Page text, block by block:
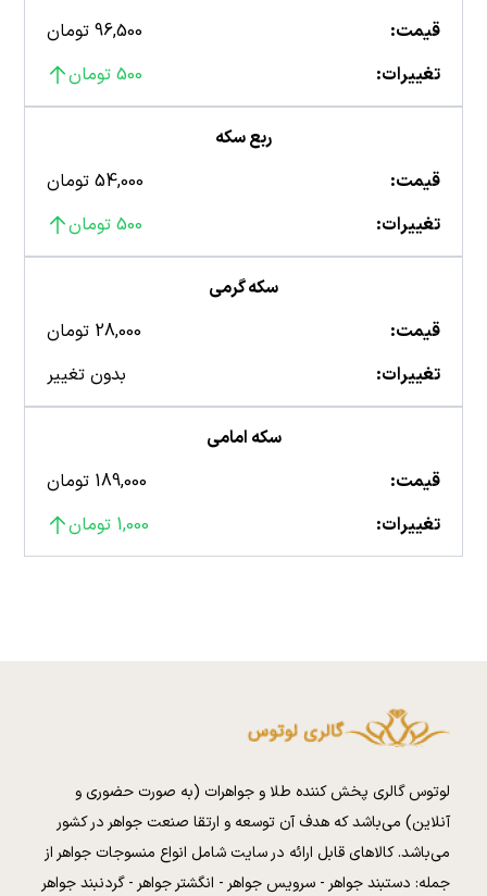
قیمت:
96,500 تومان
تغییرات:
500 تومان
ربع سکه
قیمت:
54,000 تومان
تغییرات:
500 تومان
سکه گرمی
قیمت:
28,000 تومان
تغییرات:
بدون تغییر
سکه امامی
قیمت:
189,000 تومان
تغییرات:
1,000 تومان
لوتوس گالری پخش کننده طلا و جواهرات (به صورت حضوری و
آنلاین) می‌باشد که هدف آن توسعه و ارتقا صنعت جواهر در کشور
می‌باشد. کالا‌های قابل ارائه در سایت شامل انواع منسوجات جواهر از
جمله: دستبند جواهر - سرویس جواهر - انگشتر جواهر - گردنبند جواهر